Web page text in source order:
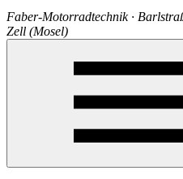
Faber-Motorradtechnik ·
Zell (Mosel)